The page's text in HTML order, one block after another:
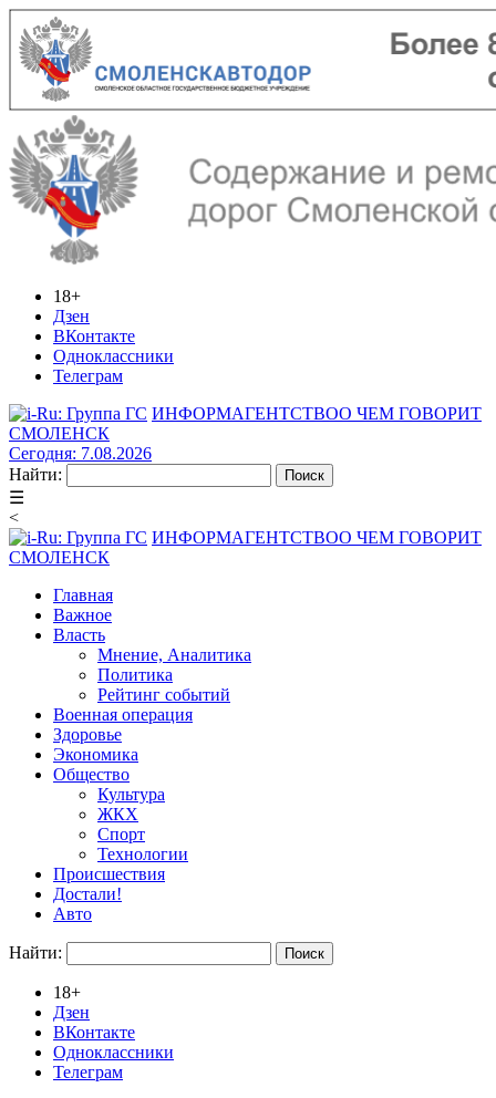
18+
Дзен
ВКонтакте
Одноклассники
Телеграм
ИНФОРМАГЕНТСТВОО ЧЕМ ГОВОРИТ
СМОЛЕНСК
Сегодня: 7.08.2026
Найти:
☰
<
ИНФОРМАГЕНТСТВОО ЧЕМ ГОВОРИТ
СМОЛЕНСК
Главная
Важное
Власть
Мнение, Аналитика
Политика
Рейтинг событий
Военная операция
Здоровье
Экономика
Общество
Культура
ЖКХ
Спорт
Технологии
Происшествия
Достали!
Авто
Найти:
18+
Дзен
ВКонтакте
Одноклассники
Телеграм